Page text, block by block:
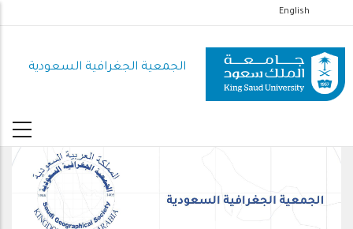
إلى
المحتوى
الرئيسي
English
الجمعية الجغرافية السعودية